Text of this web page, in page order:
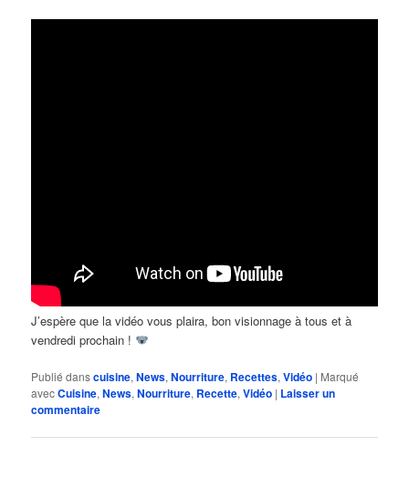
J’espère que la vidéo vous plaira, bon visionnage à tous et à
vendredi prochain !
Publié danscuisine,News,Nourriture, Recettes,Vidéo | Marqué
avecCuisine,News,Nourriture, Recette,Vidéo | Laisser un
commentaire